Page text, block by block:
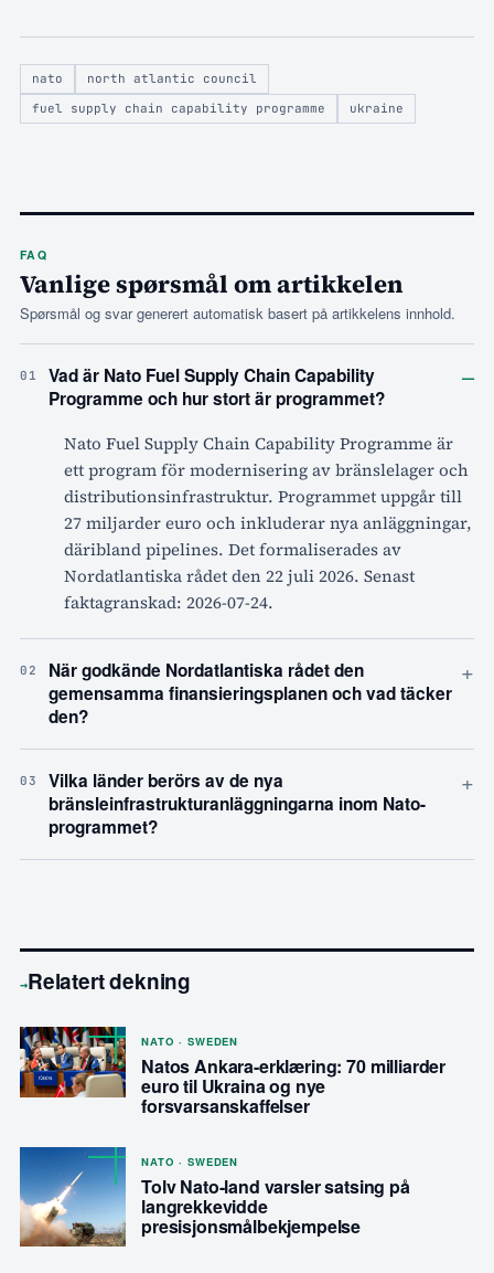
nato
north atlantic council
fuel supply chain capability programme
ukraine
FAQ
Vanlige spørsmål om artikkelen
Spørsmål og svar generert automatisk basert på artikkelens innhold.
01
Vad är Nato Fuel Supply Chain Capability
Programme och hur stort är programmet?
–
Nato Fuel Supply Chain Capability Programme är
ett program för modernisering av bränslelager och
distributionsinfrastruktur. Programmet uppgår till
27 miljarder euro och inkluderar nya anläggningar,
däribland pipelines. Det formaliserades av
Nordatlantiska rådet den 22 juli 2026. Senast
faktagranskad: 2026-07-24.
02
När godkände Nordatlantiska rådet den
gemensamma finansieringsplanen och vad täcker
den?
+
03
Vilka länder berörs av de nya
bränsleinfrastrukturanläggningarna inom Nato-
programmet?
+
→Relatert dekning
NATO · SWEDEN
Natos Ankara-erklæring: 70 milliarder
euro til Ukraina og nye
forsvarsanskaffelser
NATO · SWEDEN
Tolv Nato-land varsler satsing på
langrekkevidde
presisjonsmålbekjempelse